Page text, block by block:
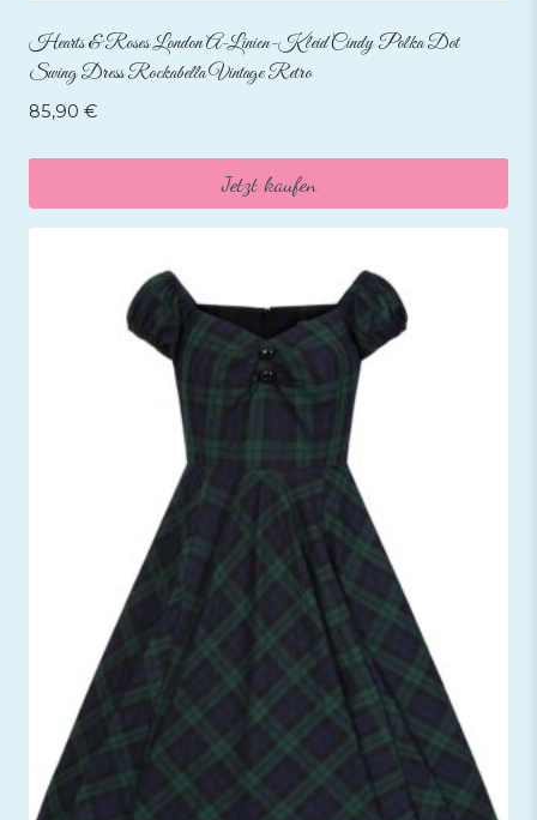
Hearts & Roses London A-Linien-Kleid Cindy Polka Dot
Swing Dress Rockabella Vintage Retro
85,90 €
Jetzt kaufen